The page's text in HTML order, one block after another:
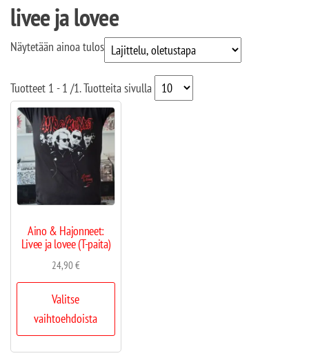
livee ja lovee
Näytetään ainoa tulos
Tuotteet 1 - 1 /1. Tuotteita sivulla
Aino & Hajonneet:
Livee ja lovee (T-paita)
24,90€
Valitse
vaihtoehdoista